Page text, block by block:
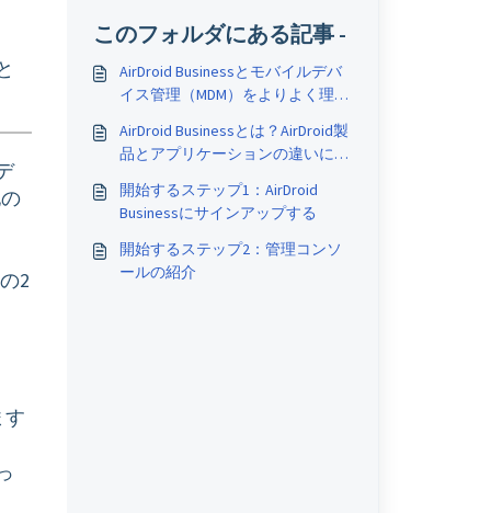
の2
す
このフォルダにある記事 -
AirDroid Businessとモバイルデバ
イス管理（MDM）をよりよく理解
AirDroid Businessとは？AirDroid製
品とアプリケーションの違いにつ
開始するステップ1：AirDroid
Businessにサインアップする
開始するステップ2：管理コンソ
ールの紹介